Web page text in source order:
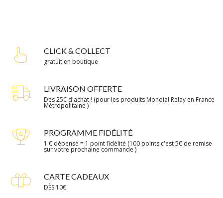
CLICK & COLLECT
gratuit en boutique
LIVRAISON OFFERTE
Dès 25€ d'achat ! (pour les produits Mondial Relay en France
Métropolitaine )
PROGRAMME FIDÉLITÉ
1 € dépensé = 1 point fidélité (100 points c'est 5€ de remise
sur votre prochaine commande )
CARTE CADEAUX
DÈS 10€